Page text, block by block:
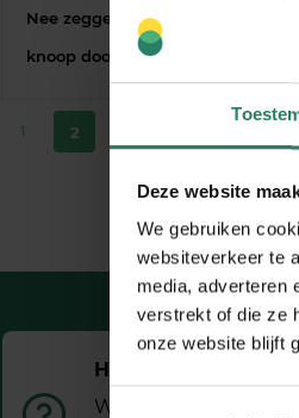
Deze website
We gebruiken
websiteverkeer te
media, adverteren
verstrekt of die ze
onze website blijft
Nee zeggen tegen niet-ideale
knoop door met deze beslisboom!
1 2
Heb je een vraag?
Wij hebben het